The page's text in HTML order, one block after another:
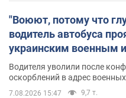
"Воюют, потому что
водитель автобуса
украинским военным
Водителя уволили после
оскорблений в адрес военных
7.08.2026 15:47 9,7 т.